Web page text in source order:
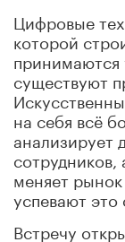
Цифровые
которой
принимаются
существуют
на себя всё
анализирует
меняет
успевают это
Встречу